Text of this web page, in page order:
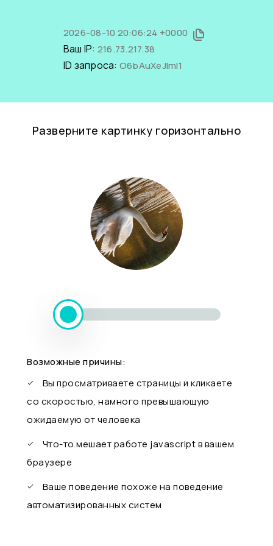
2026-08-10 20:06:24 +0000
Ваш IP: 216.73.217.38
ID запроса: O6bAuXeJlmI1
Разверните картинку горизонтально
Возможные причины:
Вы просматриваете страницы и кликаете
со скоростью, намного превышающую
ожидаемую от человека
Что-то мешает работе javascript в вашем
браузере
Ваше поведение похоже на поведение
автоматизированных систем